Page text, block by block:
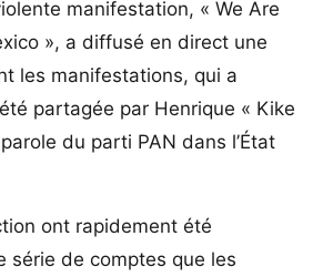
manifestation, « We Are
», a diffusé en direct une
les manifestations, qui a
partagée par Henrique « Kike
du parti PAN dans l’État
ont rapidement été
série de comptes que les